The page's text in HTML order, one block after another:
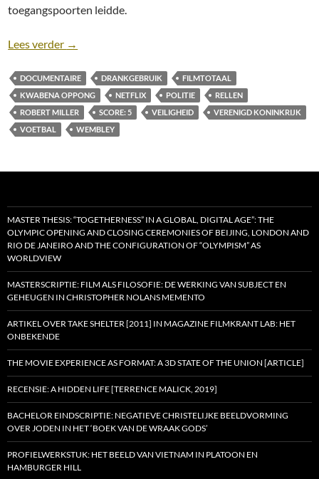
toegangspoorten leidde.
Lees verder Recensie: The Final: Attack on Wembley [Netflix;
→
DOCUMENTAIRE DRANKGEBRUIK
FILMTOTAAL
KWABENA OPPONG
NETFLIX POLITIE
RELLEN
ROBERT MILLER
SCORE: 5 VEILIGHEID
VERENIGD KONINKRIJK
VOETBAL
WEMBLEY
MASTER THESIS: “TOGETHERNESS” IN A GLOBAL, DIGITAL AGE”: THE
OLYMPIC OPENING AND CLOSING CEREMONIES OF BEIJING, LONDON AND
RIO DE JANEIRO AND THE CONFIGURATION OF “OLYMPISM” AS
WORLDVIEW
MASTERSCRIPTIE: FILM ALS FILOSOFIE: DE WERKING VAN SUBJECT EN
GEHEUGEN IN CHRISTOPHER NOLANS MEMENTO
ARTIKEL OVER TAKE SHELTER [2011] IN MAGAZINE FILMKRANT LAB: HET
ONBEKENDE
THE MOVIE EXPERIENCE AS FORMAT: A 3D STATE OF THE UNION [ARTICLE]
RECENSIE: A HIDDEN LIFE [TERRENCE MALICK, 2019]
BACHELOR EINDSCRIPTIE: NEGATIEVE CHRISTELIJKE BEELDVORMING
OVER JODEN IN HET ‘BOEK VAN DE WRAAK GODS’
PROFIELWERKSTUK: HET BEELD VAN VIETNAM IN PLATOON EN
HAMBURGER HILL